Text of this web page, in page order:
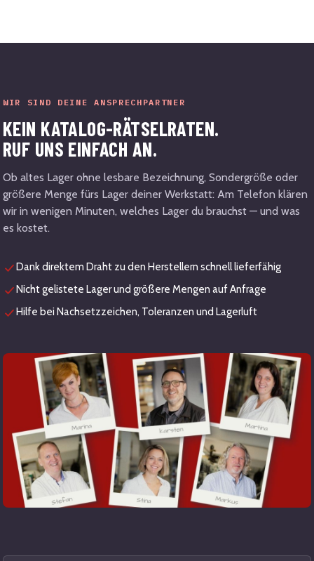
WIR SIND DEINE ANSPRECHPARTNER
KEIN KATALOG-RÄTSELRATEN.
RUF UNS EINFACH AN.
Ob altes Lager ohne lesbare Bezeichnung, Sondergröße oder
größere Menge fürs Lager deiner Werkstatt: Am Telefon klären
wir in wenigen Minuten, welches Lager du brauchst — und was
es kostet.
Dank direktem Draht zu den Herstellern schnell lieferfähig
Nicht gelistete Lager und größere Mengen auf Anfrage
Hilfe bei Nachsetzzeichen, Toleranzen und Lagerluft